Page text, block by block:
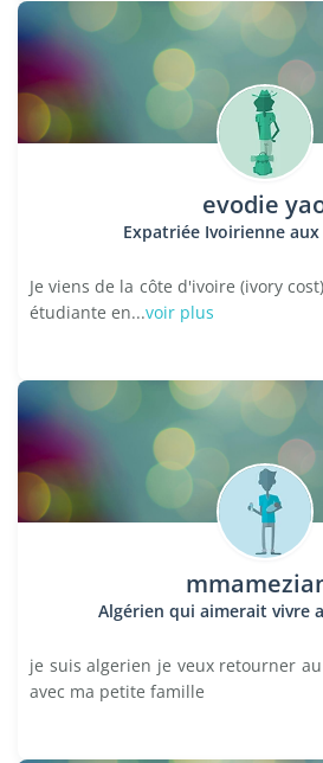
evodie
Expatriée Ivoirienne
Je viens de la côte d'ivoire (ivory
étudiante en...voir plus
Algérien qui aimerait vivre
je suis algerien je veux retourner
avec ma petite famille